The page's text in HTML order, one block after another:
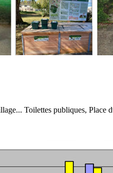
Toilettes publiques, Place